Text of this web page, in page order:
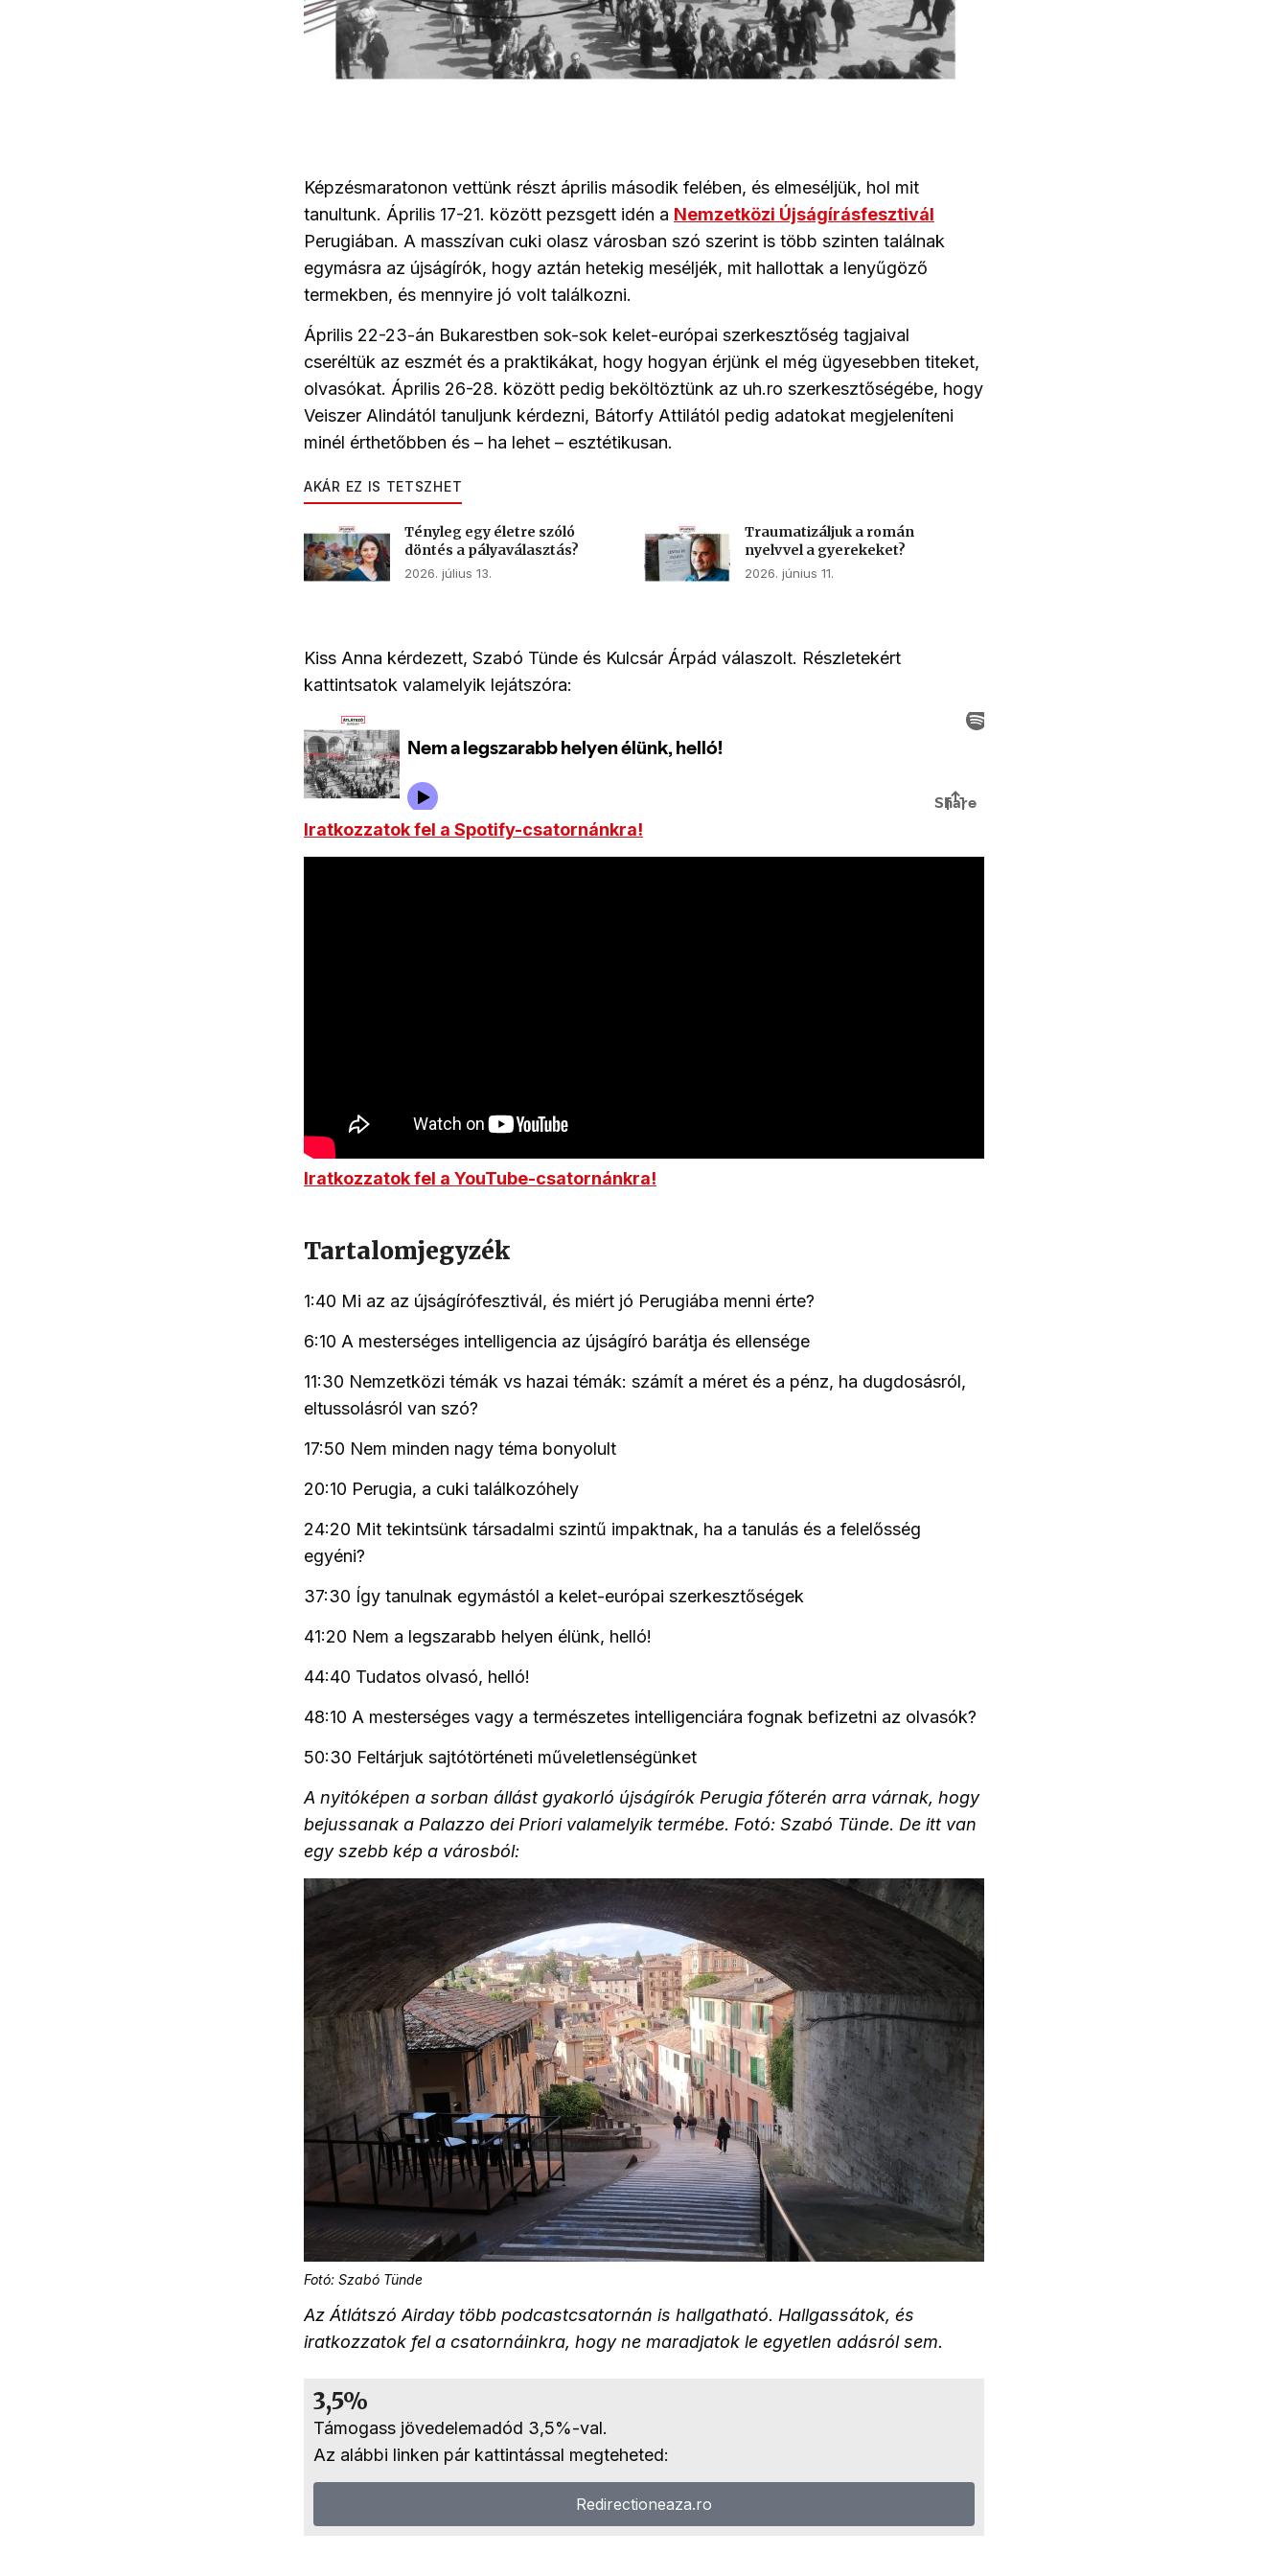
Képzésmaratonon vettünk részt április második felében, és elmeséljük, hol mit
tanultunk. Április 17-21. között pezsgett idén a Nemzetközi Újságírásfesztivál
Perugiában. A masszívan cuki olasz városban szó szerint is több szinten találnak
egymásra az újságírók, hogy aztán hetekig meséljék, mit hallottak a lenyűgöző
termekben, és mennyire jó volt találkozni.
Április 22-23-án Bukarestben sok-sok kelet-európai szerkesztőség tagjaival
cseréltük az eszmét és a praktikákat, hogy hogyan érjünk el még ügyesebben titeket,
olvasókat. Április 26-28. között pedig beköltöztünk az uh.ro szerkesztőségébe, hogy
Veiszer Alindától tanuljunk kérdezni, Bátorfy Attilától pedig adatokat megjeleníteni
minél érthetőbben és – ha lehet – esztétikusan.
AKÁR EZ IS TETSZHET
Tényleg egy életre szóló
döntés a pályaválasztás?
2026. július 13.
Traumatizáljuk a román
nyelvvel a gyerekeket?
2026. június 11.
Kiss Anna kérdezett, Szabó Tünde és Kulcsár Árpád válaszolt. Részletekért
kattintsatok valamelyik lejátszóra:
Iratkozzatok fel a Spotify-csatornánkra!
Iratkozzatok fel a YouTube-csatornánkra!
Tartalomjegyzék
1:40 Mi az az újságírófesztivál, és miért jó Perugiába menni érte?
6:10 A mesterséges intelligencia az újságíró barátja és ellensége
11:30 Nemzetközi témák vs hazai témák: számít a méret és a pénz, ha dugdosásról,
eltussolásról van szó?
17:50 Nem minden nagy téma bonyolult
20:10 Perugia, a cuki találkozóhely
24:20 Mit tekintsünk társadalmi szintű impaktnak, ha a tanulás és a felelősség
egyéni?
37:30 Így tanulnak egymástól a kelet-európai szerkesztőségek
41:20 Nem a legszarabb helyen élünk, helló!
44:40 Tudatos olvasó, helló!
48:10 A mesterséges vagy a természetes intelligenciára fognak befizetni az olvasók?
50:30 Feltárjuk sajtótörténeti műveletlenségünket
A nyitóképen a sorban állást gyakorló újságírók Perugia főterén arra várnak, hogy
bejussanak a Palazzo dei Priori valamelyik termébe. Fotó: Szabó Tünde. De itt van
egy szebb kép a városból:
Fotó: Szabó Tünde
Az Átlátszó Airday több podcastcsatornán is hallgatható. Hallgassátok, és
iratkozzatok fel a csatornáinkra, hogy ne maradjatok le egyetlen adásról sem.
3,5%
Támogass jövedelemadód 3,5%-val.
Az alábbi linken pár kattintással megteheted:
Redirectioneaza.ro